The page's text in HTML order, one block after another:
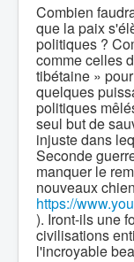
Combien
que la paix
politiques ?
comme celles
tibétaine »
quelques
politiques
seul but de
injuste dans
Seconde
manquer le
nouveaux
https://
). Iront-ils une
civilisations
l'incroyable